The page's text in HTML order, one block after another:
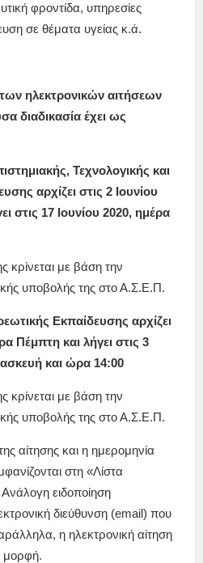
φροντίδα, υπηρεσίες
σε θέματα υγείας κ.ά.
ηλεκτρονικών αιτήσεων
διαδικασία έχει ως
Τεχνολογικής και
αρχίζει στις 2 Ιουνίου
στις 17 Ιουνίου 2020, ημέρα
κρίνεται με βάση την
υποβολής της στο Α.Σ.Ε.Π.
Εκπαίδευσης αρχίζει
Πέμπτη και λήγει στις 3
και ώρα 14:00
κρίνεται με βάση την
υποβολής της στο Α.Σ.Ε.Π.
αίτησης και η ημερομηνία
στη «Λίστα
ειδοποίηση
διεύθυνση (email) που
η ηλεκτρονική αίτηση
μορφή.